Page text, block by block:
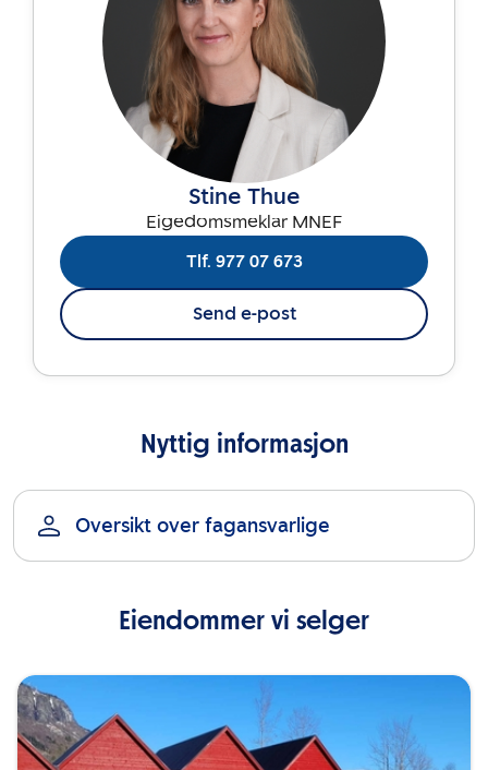
Stine Thue
Eigedomsmeklar MNEF
Tlf. 977 07 673
Send e-post
Nyttig informasjon
Oversikt over fagansvarlige
Eiendommer vi selger